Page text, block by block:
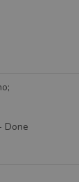
Done